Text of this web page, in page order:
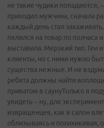
не такие чудики попадаются,
приходил мужчина, сначала
каждый день стал
пялился на товар по полчаса
выставила. Мерзкий тип. Геи
клиенты, но с ними нужно
существа нежные. И не
ребята должны найти
приватом в саунуТолько я
увидеть – ну, для
извращенцев, как в салон
облизываясь и похихикивая,